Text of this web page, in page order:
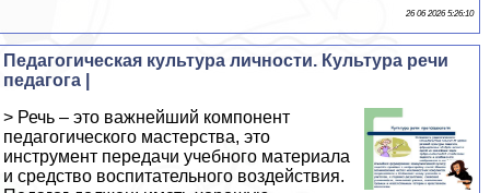
26 06 2026 5:26:10
Педагогическая культура личности. Культура речи
педагога |
> Речь – это важнейший компонент
педагогического мастерства, это
инструмент передачи учебного материала
и средство воспитательного воздействия.